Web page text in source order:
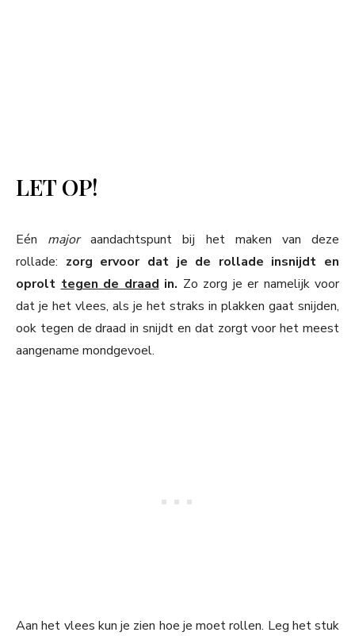
LET OP!
Eén majoraandachtspunt bij het maken van deze
rollade: zorg ervoor dat je de rollade insnijdt en
oprolt tegen de draad in. Zo zorg je er namelijk voor
dat je het vlees, als je het straks in plakken gaat snijden,
ook tegen de draad in snijdt en dat zorgt voor het meest
aangename mondgevoel.
Aan het vlees kun je zien hoe je moet rollen. Leg het stuk